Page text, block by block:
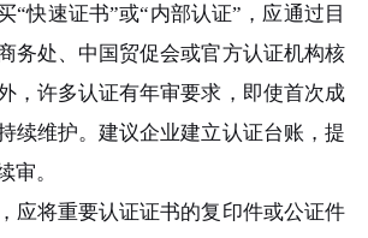
“快速证书”或“内部认证”，应通过目
务处、中国贸促会或官方认证机构核
，许多认证有年审要求，即使首次成
续维护。建议企业建立认证台账，提
审。
将重要认证证书的复印件或公证件